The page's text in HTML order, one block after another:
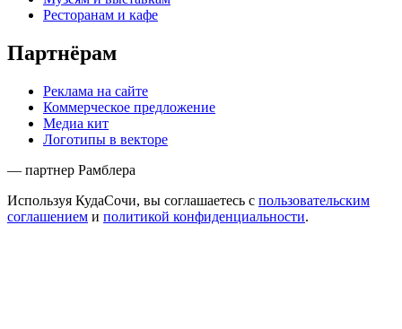
Ресторанам и кафе
Партнёрам
Реклама на сайте
Коммерческое предложение
Медиа кит
Логотипы в векторе
— партнер Рамблера
Используя КудаСочи, вы соглашаетесь с пользовательским
соглашением и политикой конфиденциальности.